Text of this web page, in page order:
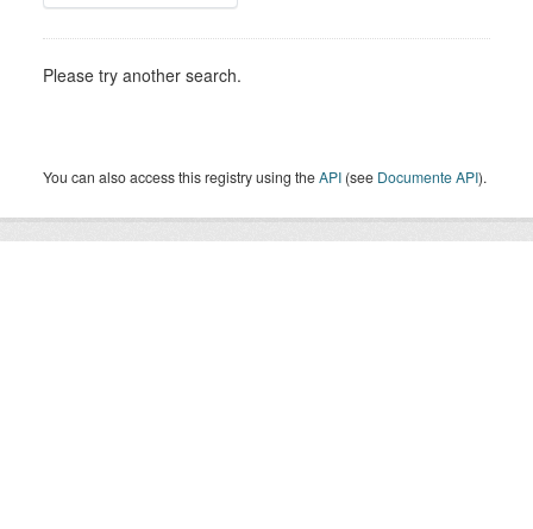
Please try another search.
You can also access this registry using theAPI (see Documente API).